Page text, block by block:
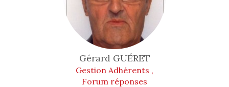
Gérard GUÉRET
Gestion Adhérents ,
Forum réponses